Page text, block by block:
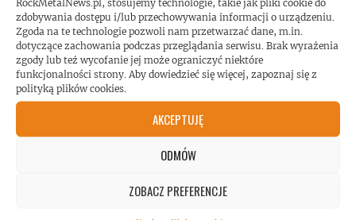
zdobywania dostępu i/lub przechowywania informacji o urządzeniu.
Zgoda na te technologie pozwoli nam przetwarzać dane, m.in.
dotyczące zachowania podczas przeglądania serwisu. Brak wyrażenia
zgody lub też wycofanie jej może ograniczyć niektóre
funkcjonalności strony. Aby dowiedzieć się więcej, zapoznaj się z
polityką plików cookies.
AKCEPTUJĘ
ODMÓW
ZOBACZ PREFERENCJE
ROCKMETALNEWS TV